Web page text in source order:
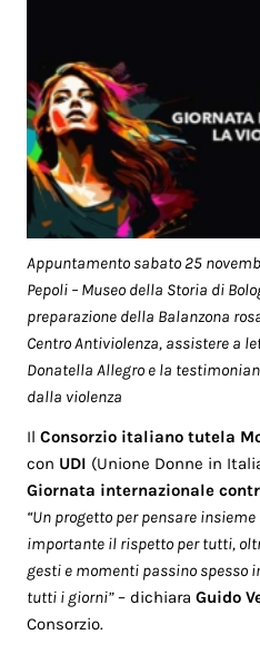
Appuntamento sabato 25
Pepoli – Museo della Storia di
preparazione della Balanzona
Centro Antiviolenza, assistere a
Donatella Allegro e la
dalla violenza
IlConsorzio italiano tutela
con UDI (Unione Donne in
Giornata internazionale
“Un progetto per pensare
importante il rispetto per tutti,
gesti e momenti passino spesso
tutti i giorni”– dichiaraGuido
Consorzio.